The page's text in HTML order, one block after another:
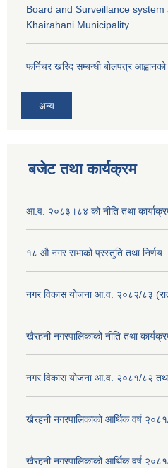
Board and Surveillance
Khairahani Municipality
फर्निचर खरिद सम्बन्धी बोलपत्र आह्वानको
अन्य
बजेट तथा कार्यक्रम
आ.व. २०८३।८४ को नीति तथा
१८ औ नगर सभाको प्रस्तुति तथा निर्णय
नगर विकास योजना आ.व. २०८२/८३
खैरहनी नगरपालिकाको नीति तथा
नगर विकास योजना आ.व. २०८१/८२ तथा
खैरहनी नगरपालिकाको आर्थिक वर्ष
खैरहनी नगरपालिकाको आर्थिक वर्ष